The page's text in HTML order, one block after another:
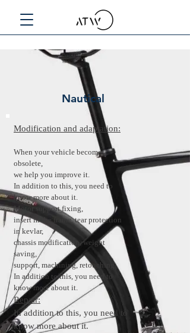
Nautical
Modification and adaptation:
When your vehicle becomes
obsolete,
we help you improve it.
In addition to this, you need to
know more about it.
Motor support fixing,
insert in the frame, tear protection
in kevlar,
chassis modification, weight
saving,
support, machining, retouching.
In addition to this, you need to
know more about it.
Repair:
In addition to this, you need to
know more about it.